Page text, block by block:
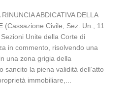
ABDICATIVA DELLA
(Cassazione Civile, Sez. Un., 11
Unite della Corte di
in commento, risolvendo una
una zona grigia della
sancito la piena validità dell’atto
immobiliare,...